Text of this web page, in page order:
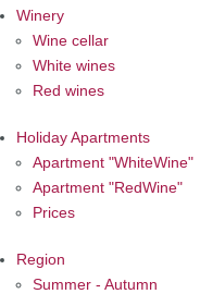
Winery
Wine cellar
White wines
Red wines
Holiday Apartments
Apartment "WhiteWine"
Apartment "RedWine"
Prices
Region
Summer - Autumn